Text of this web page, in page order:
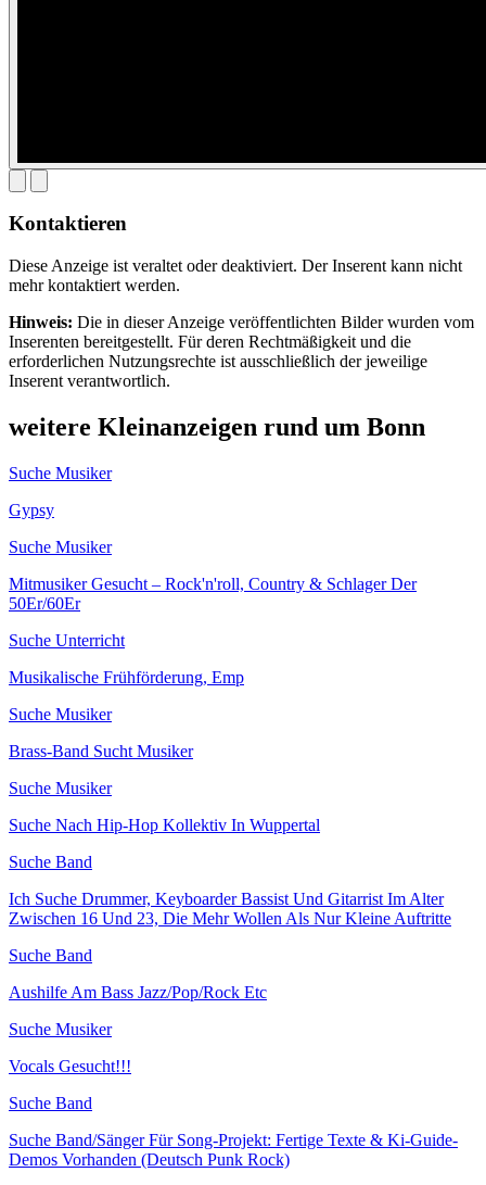
Kontaktieren
Diese Anzeige ist veraltet oder deaktiviert. Der Inserent kann nicht
mehr kontaktiert werden.
Hinweis: Die in dieser Anzeige veröffentlichten Bilder wurden vom
Inserenten bereitgestellt. Für deren Rechtmäßigkeit und die
erforderlichen Nutzungsrechte ist ausschließlich der jeweilige
Inserent verantwortlich.
weitere Kleinanzeigen rund um Bonn
Suche Musiker
Gypsy
Suche Musiker
Mitmusiker Gesucht – Rock'n'roll, Country & Schlager Der
50Er/60Er
Suche Unterricht
Musikalische Frühförderung, Emp
Suche Musiker
Brass-Band Sucht Musiker
Suche Musiker
Suche Nach Hip-Hop Kollektiv In Wuppertal
Suche Band
Ich Suche Drummer, Keyboarder Bassist Und Gitarrist Im Alter
Zwischen 16 Und 23, Die Mehr Wollen Als Nur Kleine Auftritte
Suche Band
Aushilfe Am Bass Jazz/Pop/Rock Etc
Suche Musiker
Vocals Gesucht!!!
Suche Band
Suche Band/Sänger Für Song-Projekt: Fertige Texte & Ki-Guide-
Demos Vorhanden (Deutsch Punk Rock)